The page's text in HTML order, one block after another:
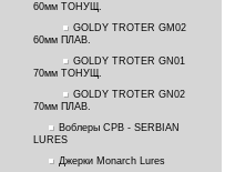
60мм ТОНУЩ.
GOLDY TROTER GM02
60мм ПЛАВ.
GOLDY TROTER GN01
70мм ТОНУЩ.
GOLDY TROTER GN02
70мм ПЛАВ.
Воблеры СРВ - SERBIAN
LURES
Джерки Monarch Lures